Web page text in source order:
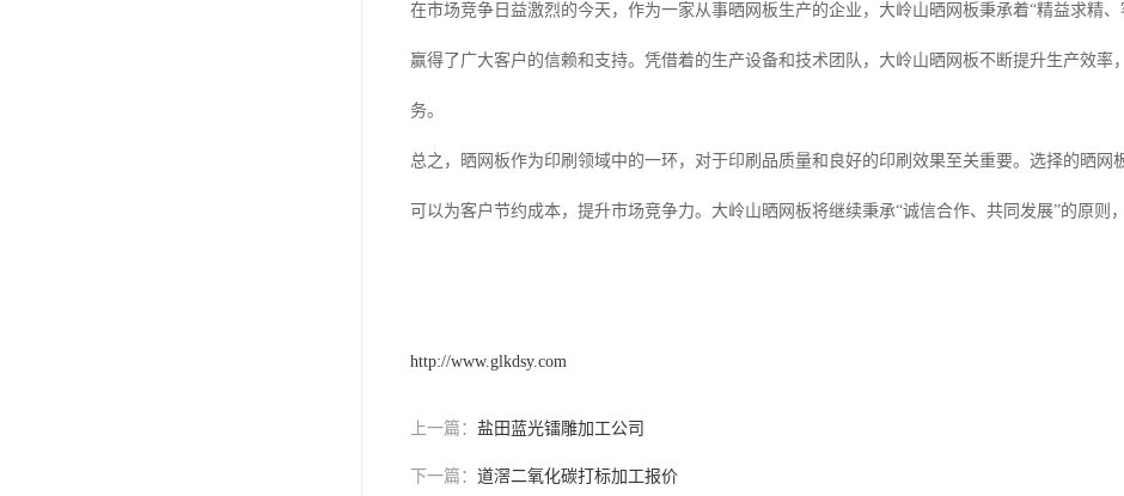
在市场竞争日益激烈的今天，作为一家从事晒网板生产的企业，大岭山晒网板秉承着“精益求精
赢得了广大客户的信赖和支持。凭借着的生产设备和技术团队，大岭山晒网板不断提升生产效率
务。
总之，晒网板作为印刷领域中的一环，对于印刷品质量和良好的印刷效果至关重要。选择的晒网
可以为客户节约成本，提升市场竞争力。大岭山晒网板将继续秉承“诚信合作、共同发展”的原则
http://www.glkdsy.com
上一篇： 盐田蓝光镭雕加工公司
下一篇： 道滘二氧化碳打标加工报价